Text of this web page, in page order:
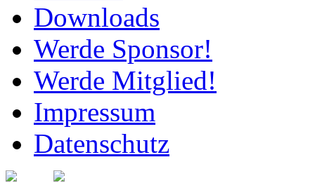
Downloads
Werde Sponsor!
Werde Mitglied!
Impressum
Datenschutz